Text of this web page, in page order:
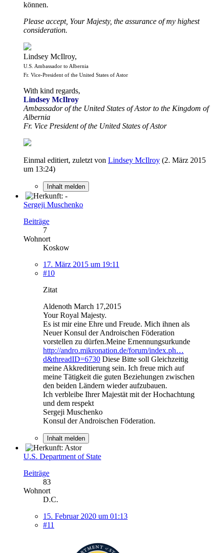
können.
Please accept, Your Majesty, the assurance of my highest
consideration.
Lindsey McIlroy,
U.S. Ambassador to Albernia
Fr. Vice-President of the United States of Astor
With kind regards,
Lindsey McIlroy
Ambassador of the United States of Astor to the Kingdom of
Albernia
Fr. Vice President of the United States of Astor
Einmal editiert, zuletzt von Lindsey McIlroy (2. März 2015
um 13:24)
Inhalt melden
Sergeji Muschenko
Beiträge
7
Wohnort
Koskow
17. März 2015 um 19:11
#10
Zitat
Aldenoth March 17,2015
Your Royal Majesty.
Es ist mir eine Ehre und Freude. Mich ihnen als
Neuer Konsul der Androischen Föderation
vorstellen zu dürfen.Meine Ernennungsurkunde
http://andro.mikronation.de/forum/index.ph…
d&threadID=6730 Diese Bitte soll Gleichzeitig
meine Akkreditierung sein. Ich freue mich auf
meine Tätigkeit die guten Beziehungen zwischen
den beiden Ländern wieder aufzubauen.
Ich verbleibe Ihrer Majestät mit der Hochachtung
und dem respekt
Sergeji Muschenko
Konsul der Androischen Föderation.
Inhalt melden
U.S. Department of State
Beiträge
83
Wohnort
D.C.
15. Februar 2020 um 01:13
#11